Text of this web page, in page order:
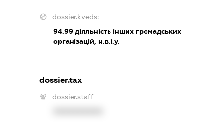
dossier.kveds:
94.99 діяльність інших громадських
організацій, н.в.і.у.
dossier.tax
dossier.staff